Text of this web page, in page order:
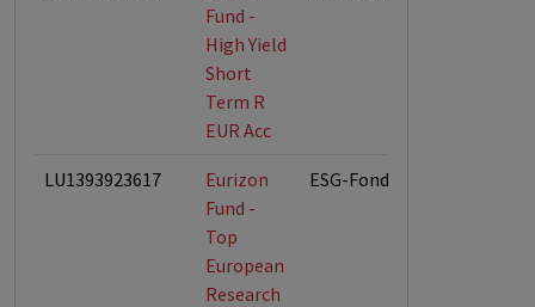
Fund -
High Yield
Short
Term R
EUR Acc
LU1393923617
Eurizon
Fund -
Top
European
Research
ESG-Fonds